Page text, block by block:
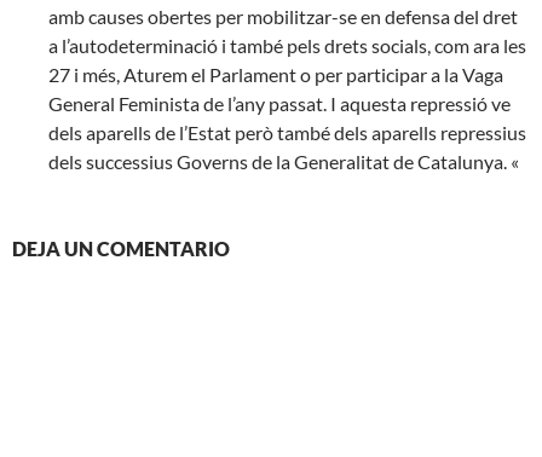
amb causes obertes per mobilitzar-se en defensa del dret
a l’autodeterminació i també pels drets socials, com ara les
27 i més, Aturem el Parlament o per participar a la Vaga
General Feminista de l’any passat. I aquesta repressió ve
dels aparells de l’Estat però també dels aparells repressius
dels successius Governs de la Generalitat de Catalunya. «
DEJA UN COMENTARIO